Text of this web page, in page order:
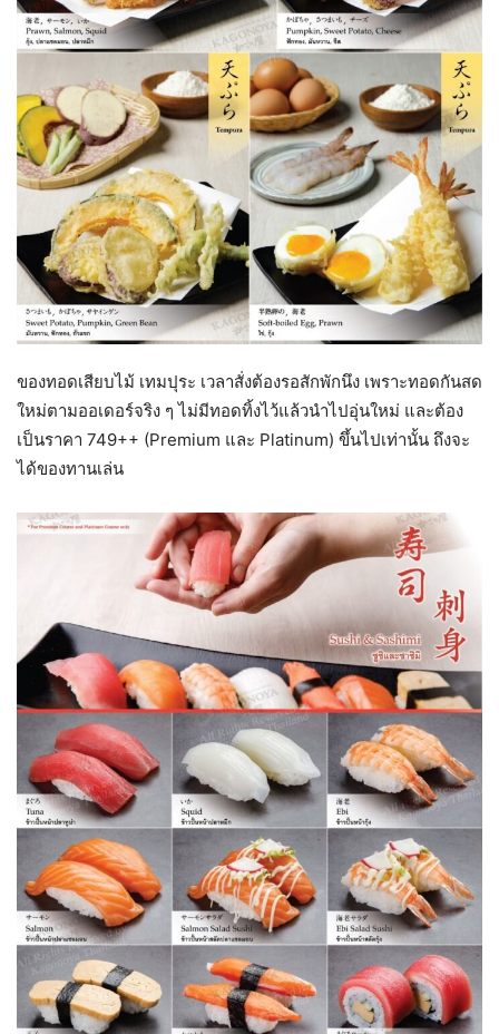
ของทอดเสียบไม้ เทมปุระ เวลาสั่งต้องรอสักพักนึง เพราะทอดกันสด
ใหม่ตามออเดอร์จริง ๆ ไม่มีทอดทิ้งไว้แล้วนำไปอุ่นใหม่ และต้อง
เป็นราคา 749++ (Premium และ Platinum) ขึ้นไปเท่านั้น ถึงจะ
ได้ของทานเล่น